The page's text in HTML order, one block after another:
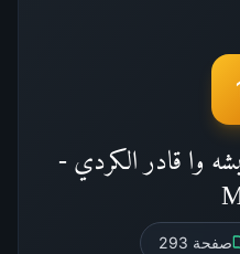
وا قادر الكردي -
صفحة 293